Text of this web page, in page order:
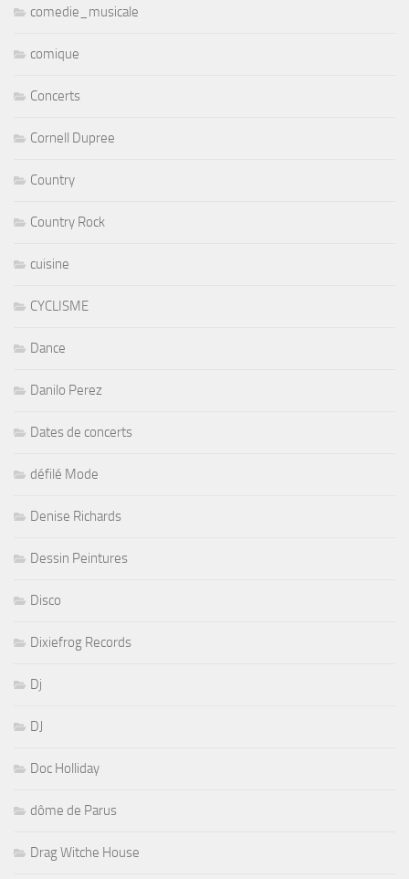
comedie_musicale
comique
Concerts
Cornell Dupree
Country
Country Rock
cuisine
CYCLISME
Dance
Danilo Perez
Dates de concerts
défilé Mode
Denise Richards
Dessin Peintures
Disco
Dixiefrog Records
Dj
DJ
Doc Holliday
dôme de Parus
Drag Witche House